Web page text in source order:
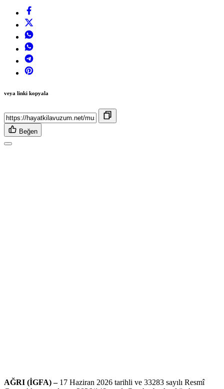
veya linki kopyala
Beğen
AĞRI (İGFA) –17 Haziran 2026 tarihli ve 33283 sayılı Resmî